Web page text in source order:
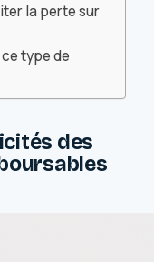
la perte sur
type de
des